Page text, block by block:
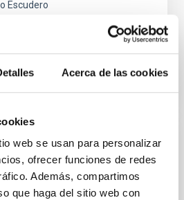
Acerca de las cookies
web se usan para personalizar
ofrecer funciones de redes
Además, compartimos
que haga del sitio web con
Escudero
con alta